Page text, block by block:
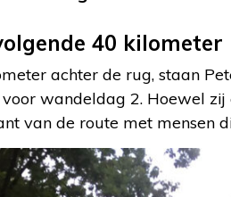
40 kilometer
achter de rug, staan
wandeldag 2. Hoewel zij
van de route met mensen